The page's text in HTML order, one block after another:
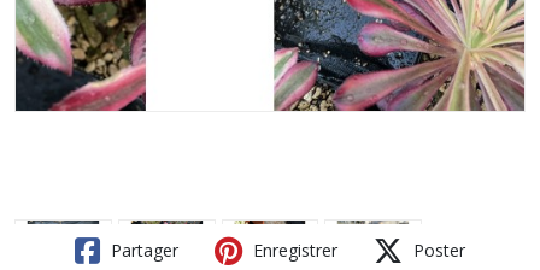
Partager Enregistrer Poster